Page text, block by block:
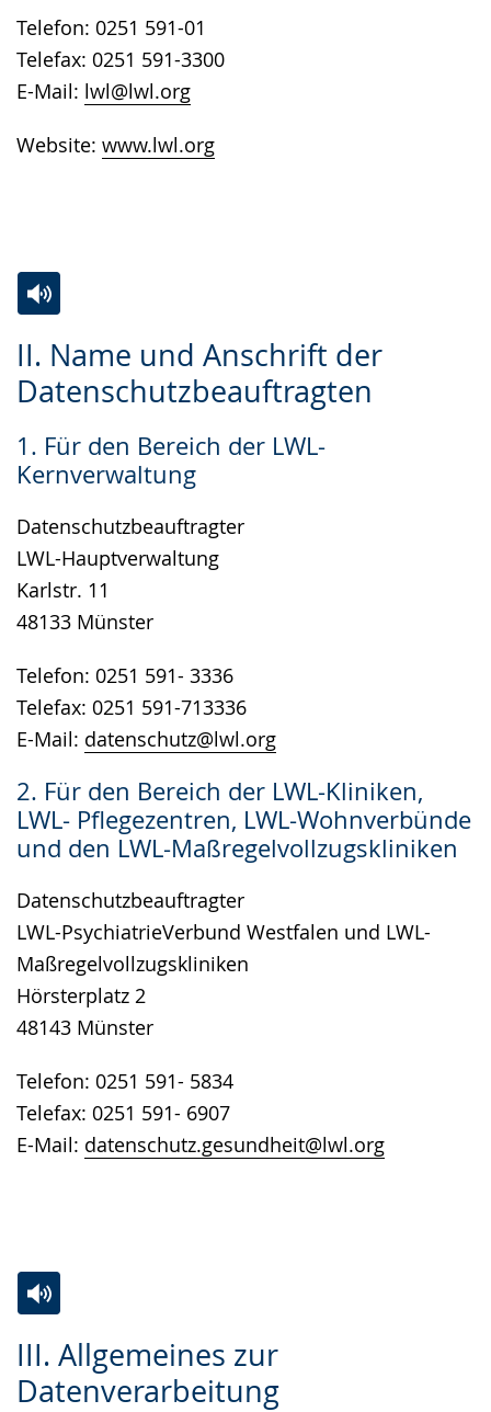
Telefon: 0251 591-01
Telefax: 0251 591-3300
E-Mail: lwl@lwl.org
Website: www.lwl.org
II. Name und Anschrift der
Datenschutzbeauftragten
1. Für den Bereich der LWL-
Kernverwaltung
Datenschutzbeauftragter
LWL-Hauptverwaltung
Karlstr. 11
48133 Münster
Telefon: 0251 591- 3336
Telefax: 0251 591-713336
E-Mail: datenschutz@lwl.org
2. Für den Bereich der LWL-Kliniken,
LWL- Pflegezentren, LWL-Wohnverbünde
und den LWL-Maßregelvollzugskliniken
Datenschutzbeauftragter
LWL-PsychiatrieVerbund Westfalen und LWL-
Maßregelvollzugskliniken
Hörsterplatz 2
48143 Münster
Telefon: 0251 591- 5834
Telefax: 0251 591- 6907
E-Mail: datenschutz.gesundheit@lwl.org
Leichten
Sprache
Audio-
Unterstützung.
Video
in
Gebärdensprache
wird
angezeigt.
III. Allgemeines zur
Datenverarbeitung
Leichten
Sprache
Audio-
Unterstützung.
Video
in